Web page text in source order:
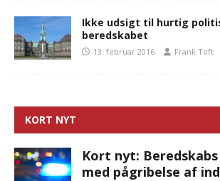
Ikke udsigt til hurtig
beredskabet
13. februar 2016 Frank Toft
KORT NYT
Kort nyt:
med pågribelse af